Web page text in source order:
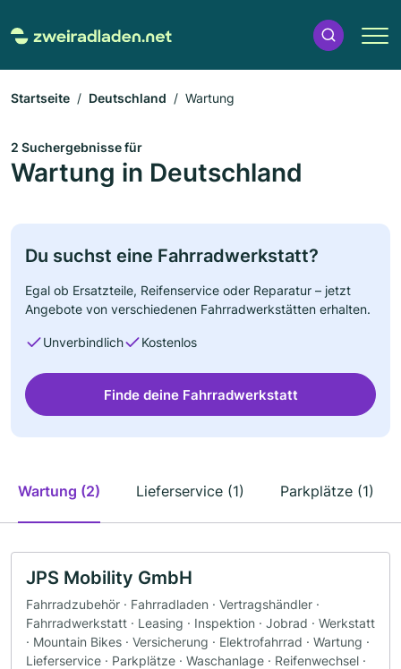
Startseite Deutschland Wartung
2 Suchergebnisse für
Wartung in Deutschland
Du suchst eine Fahrradwerkstatt?
Egal ob Ersatzteile, Reifenservice oder Reparatur – jetzt
Angebote von verschiedenen Fahrradwerkstätten erhalten.
Unverbindlich Kostenlos
Finde deine Fahrradwerkstatt
Wartung (2) Lieferservice (1) Parkplätze (1)
JPS Mobility GmbH
Fahrradzubehör · Fahrradladen · Vertragshändler ·
Fahrradwerkstatt · Leasing · Inspektion · Jobrad · Werkstatt
· Mountain Bikes · Versicherung · Elektrofahrrad · Wartung ·
Lieferservice · Parkplätze · Waschanlage · Reifenwechsel ·